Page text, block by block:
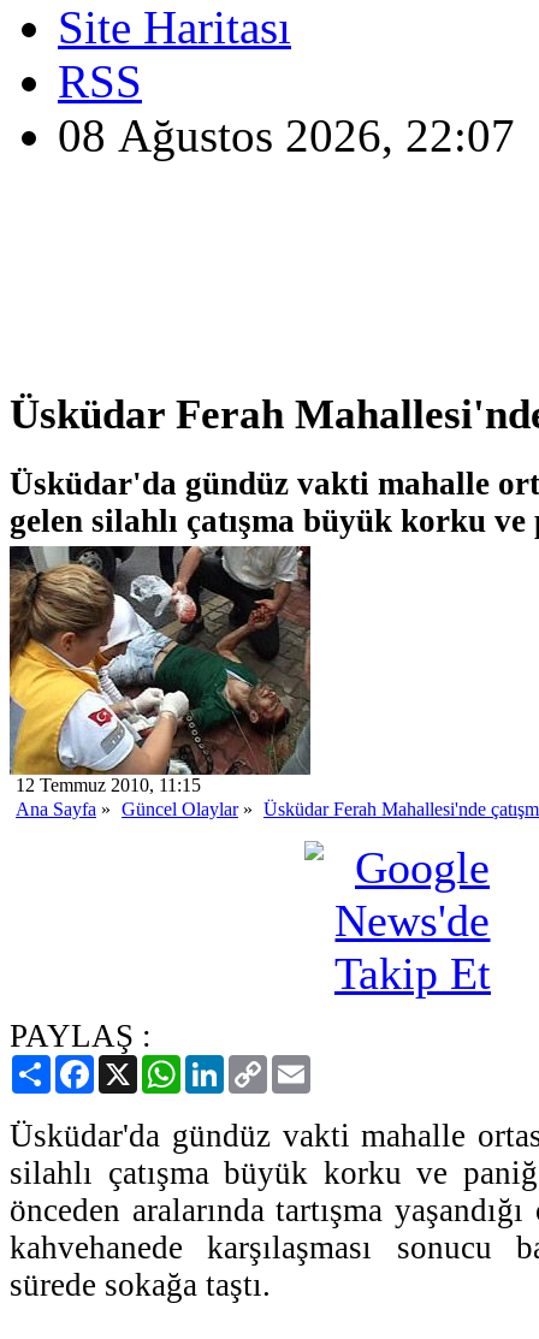
Site Haritası
RSS
08 Ağustos 2026, 22:07
Üsküdar Ferah
Üsküdar'da gündüz vakti mahalle
gelen silahlı çatışma büyük korku
12 Temmuz 2010, 11:15
Ana Sayfa » Güncel Olaylar» Üsküdar Ferah Mahallesi'nde
PAYLAŞ :
PaylaşFacebook
X WhatsAppLinkedIn
Copy
Link
Üsküdar'da gündüz vakti mahalle
silahlı çatışma büyük korku ve
önceden aralarında tartışma
kahvehanede karşılaşması sonucu
sürede sokağa taştı.